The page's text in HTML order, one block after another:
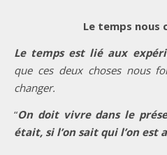
Le temps nous
Le temps est lié aux
que ces deux choses nous
changer.
“On doit vivre dans le
était, si l’on sait qui l’on est